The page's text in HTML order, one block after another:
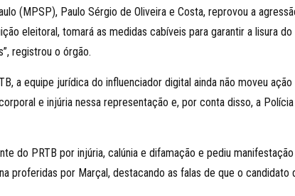
(MPSP), Paulo Sérgio de Oliveira e Costa, reprovou a
eleitoral, tomará as medidas cabíveis para garantir a lisura
registrou o órgão.
a equipe jurídica do influenciador digital ainda não moveu
e injúria nessa representação e, por conta disso, a
do PRTB por injúria, calúnia e difamação e pediu
proferidas por Marçal, destacando as falas de que o candidato